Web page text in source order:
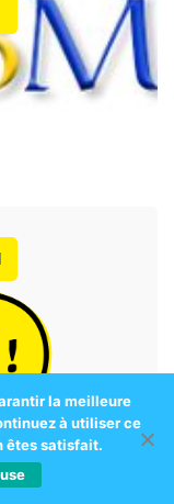
la meilleure
à utiliser ce
êtes satisfait.